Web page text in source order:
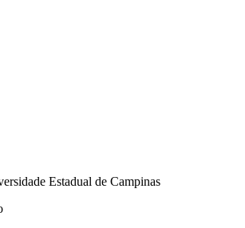
Estadual de Campinas